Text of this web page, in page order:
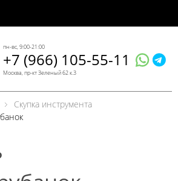
пн-вс, 9:00-21:00
+7 (966) 105-55-11
Москва, пр-кт Зеленый 62 к.3
Скупка инструмента